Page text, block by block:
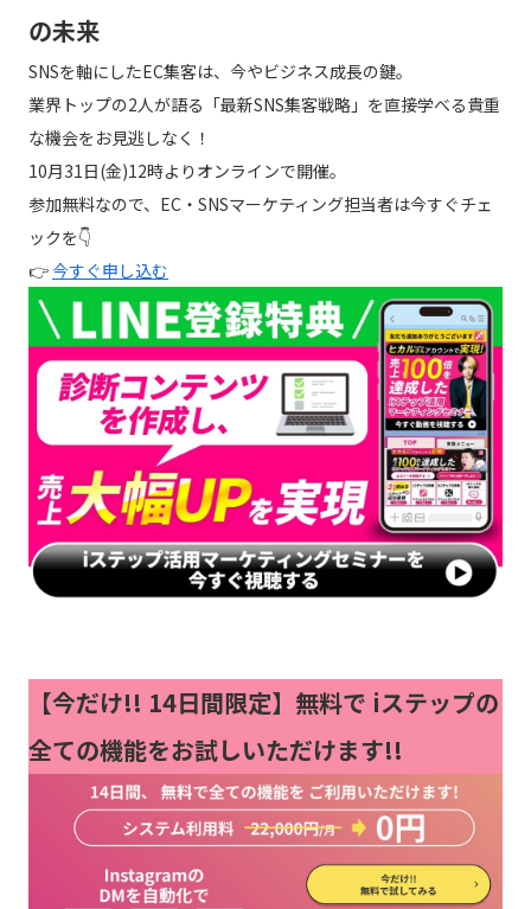
の未来
SNSを軸にしたEC集客は、今やビジネス成長の鍵。
業界トップの2人が語る「最新SNS集客戦略」を直接学べる貴重
な機会をお見逃しなく！
10月31日(金)12時よりオンラインで開催。
参加無料なので、EC・SNSマーケティング担当者は今すぐチェ
ックを👇
👉今すぐ申し込む
【今だけ!! 14日間限定】無料で iステップの
全ての機能をお試しいただけます!!